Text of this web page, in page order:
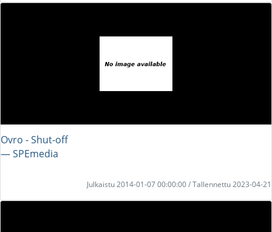
Ovro - Shut-off
― SPEmedia
Julkaistu 2014-01-07 00:00:00 / Tallennettu 2023-04-21